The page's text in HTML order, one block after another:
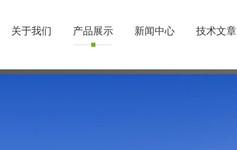
关于我们 产品展示 新闻中心 技术文章